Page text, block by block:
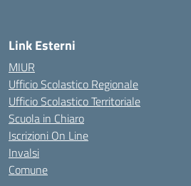
Link Esterni
MIUR
Ufficio Scolastico Regionale
Ufficio Scolastico Territoriale
Scuola in Chiaro
Iscrizioni On Line
Invalsi
Comune